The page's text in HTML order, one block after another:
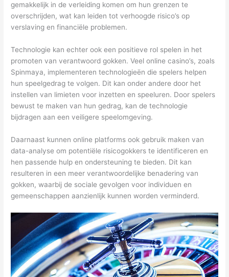
gemakkelijk in de verleiding komen om hun grenzen te
overschrijden, wat kan leiden tot verhoogde risico’s op
verslaving en financiële problemen.
Technologie kan echter ook een positieve rol spelen in het
promoten van verantwoord gokken. Veel online casino’s, zoals
Spinmaya, implementeren technologieën die spelers helpen
hun speelgedrag te volgen. Dit kan onder andere door het
instellen van limieten voor inzetten en speeluren. Door spelers
bewust te maken van hun gedrag, kan de technologie
bijdragen aan een veiligere speelomgeving.
Daarnaast kunnen online platforms ook gebruik maken van
data-analyse om potentiële risicogokkers te identificeren en
hen passende hulp en ondersteuning te bieden. Dit kan
resulteren in een meer verantwoordelijke benadering van
gokken, waarbij de sociale gevolgen voor individuen en
gemeenschappen aanzienlijk kunnen worden verminderd.